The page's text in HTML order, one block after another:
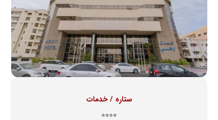
ستاره / خدمات
⭐⭐⭐⭐